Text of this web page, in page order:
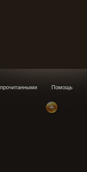
Помощь